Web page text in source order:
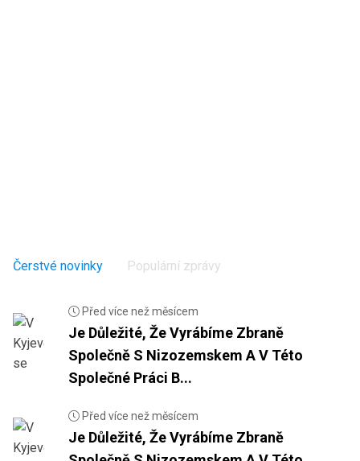
Čerstvé novinky Populární zprávy
Před více než měsícem
Je Důležité, Že Vyrábíme Zbraně
Společně S Nizozemskem A V Této
Společné Práci B...
Před více než měsícem
Je Důležité, Že Vyrábíme Zbraně